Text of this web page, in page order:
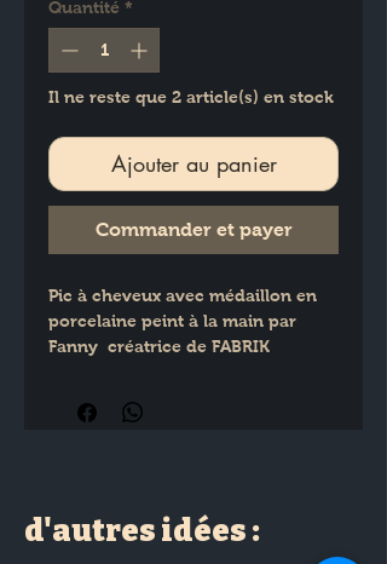
Quantité *
Il ne reste que 2 article(s) en stock
Ajouter au panier
Commander et payer
Pic à cheveux avec médaillon en
porcelaine peint à la main par
Fanny  créatrice de FABRIK
d'autres idées :